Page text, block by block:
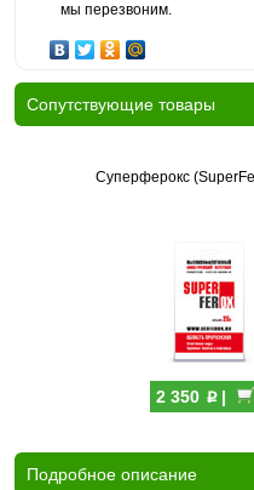
мы перезвоним.
Cопутствующие товары
Суперферокс
2 350 p|
Подробное описание